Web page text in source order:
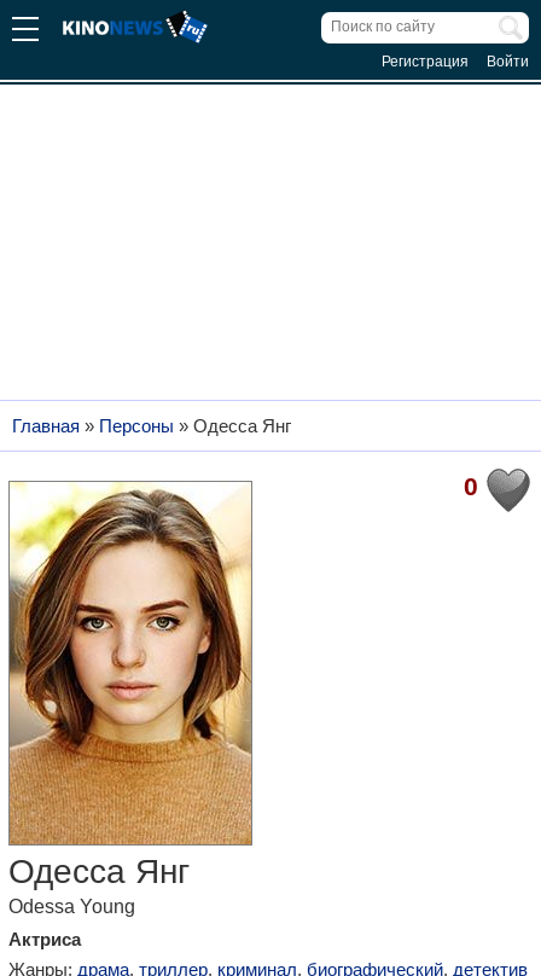
Регистрация Войти
Главная » Персоны » Одесса Янг
0
Одесса Янг
Odessa Young
Актриса
Жанры: драма, триллер, криминал, биографический, детектив